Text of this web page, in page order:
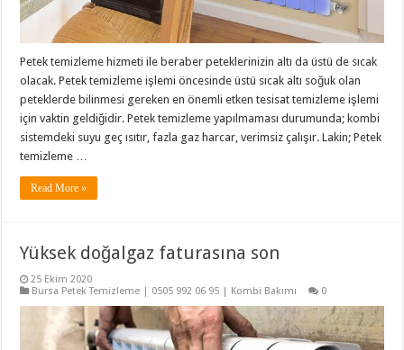
Petek temizleme hizmeti ile beraber peteklerinizin altı da üstü de sıcak
olacak. Petek temizleme işlemi öncesinde üstü sıcak altı soğuk olan
peteklerde bilinmesi gereken en önemli etken tesisat temizleme işlemi
için vaktin geldiğidir. Petek temizleme yapılmaması durumunda; kombi
sistemdeki suyu geç ısıtır, fazla gaz harcar, verimsiz çalışır. Lakin; Petek
temizleme …
Read More »
Yüksek doğalgaz faturasına son
25 Ekim 2020
Bursa Petek Temizleme | 0505 992 06 95 | Kombi Bakımı
0